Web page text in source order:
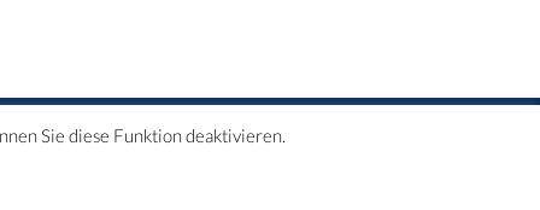
Sie diese Funktion deaktivieren.